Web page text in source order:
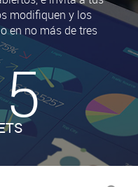
modifiquen y los
en no más de tres